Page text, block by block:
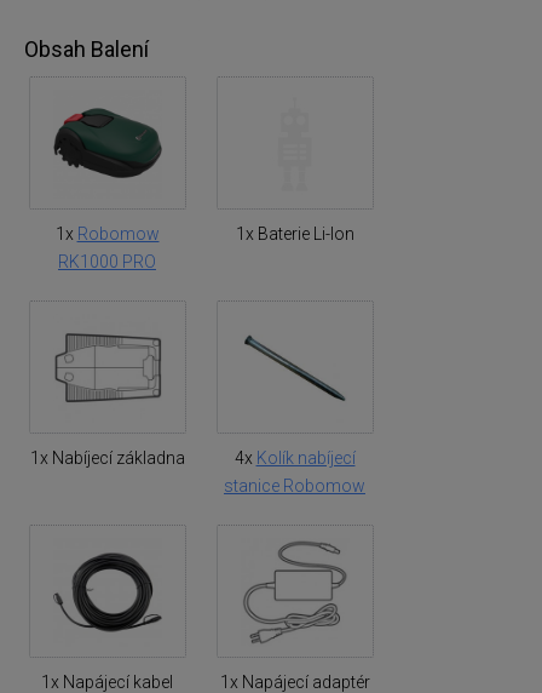
Obsah Balení
1x Robomow
RK1000 PRO
1x Baterie Li-Ion
1x Nabíjecí základna 4x Kolík nabíjecí
stanice Robomow
1x Napájecí kabel 1x Napájecí adaptér